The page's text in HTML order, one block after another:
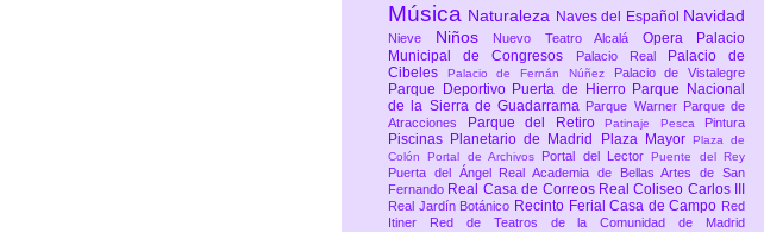
Música Naturaleza Naves del Español Navidad
Nieve Niños Nuevo Teatro Alcalá Opera
Palacio
Municipal de Congresos
Palacio Real
Palacio de
Cibeles
Palacio de Fernán Núñez Palacio de Vistalegre
Parque Deportivo Puerta de Hierro Parque Nacional
de la Sierra de Guadarrama Parque Warner Parque de
Atracciones
Parque del Retiro Patinaje Pesca Pintura
Piscinas Planetario de Madrid Plaza Mayor
Plaza de
Colón Portal de Archivos Portal del LectorPuente del Rey
Puerta del Ángel
Real Academia de Bellas Artes de San
Fernando Real Casa de Correos Real Coliseo Carlos III
Real Jardín Botánico Recinto Ferial Casa de Campo Red
Itiner
Red de Teatros de la Comunidad de Madrid